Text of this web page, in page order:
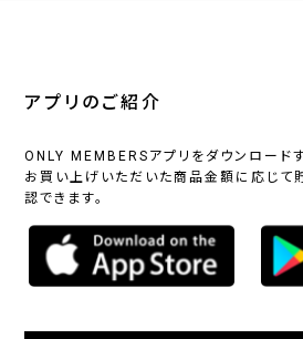
アプリのご紹介
ONLY MEMBERSアプリをダウンロードす
お買い上げいただいた商品金額に応じて
認できます。